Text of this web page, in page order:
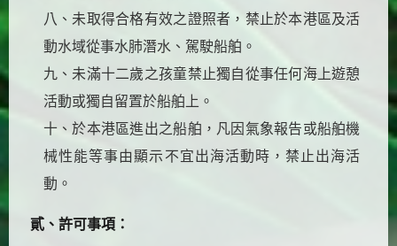
八、未取得合格有效之證照者，禁止於本港區及活
動水域從事水肺潛水、駕駛船舶。
九、未滿十二歲之孩童禁止獨自從事任何海上遊憩
活動或獨自留置於船舶上。
十、於本港區進出之船舶，凡因氣象報告或船舶機
械性能等事由顯示不宜出海活動時，禁止出海活
動。
貳、許可事項：